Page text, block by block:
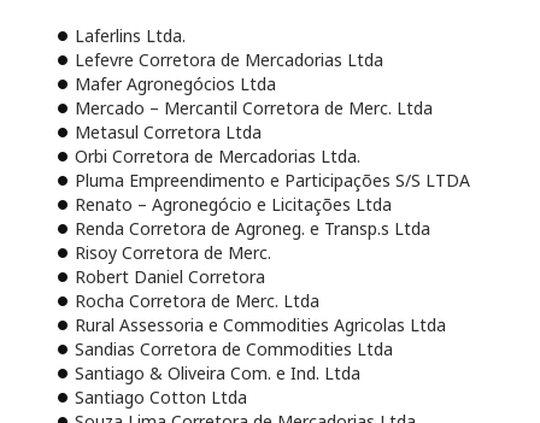
Laferlins Ltda.
Lefevre Corretora de Mercadorias Ltda
Mafer Agronegócios Ltda
Mercado – Mercantil Corretora de Merc. Ltda
Metasul Corretora Ltda
Orbi Corretora de Mercadorias Ltda.
Pluma Empreendimento e Participações S/S LTDA
Renato – Agronegócio e Licitações Ltda
Renda Corretora de Agroneg. e Transp.s Ltda
Risoy Corretora de Merc.
Robert Daniel Corretora
Rocha Corretora de Merc. Ltda
Rural Assessoria e Commodities Agricolas Ltda
Sandias Corretora de Commodities Ltda
Santiago & Oliveira Com. e Ind. Ltda
Santiago Cotton Ltda